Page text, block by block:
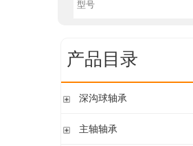
产品目录
深沟球轴承
单列开式
主轴轴承